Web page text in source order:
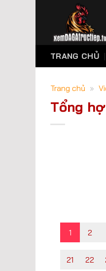
TRANG CHỦ
Trang chủ »
Tổng
1 2
21 22